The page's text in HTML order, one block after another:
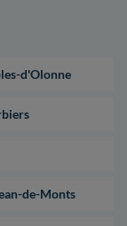
d'Olonne
de-Monts